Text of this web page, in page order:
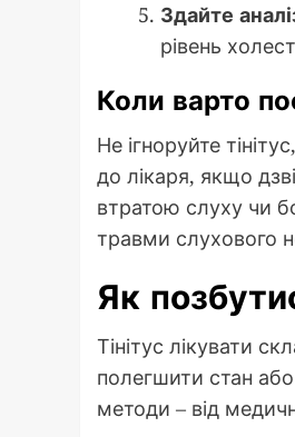
Здайте
рівень
Коли варто
Не ігноруйте
до лікаря, якщо
втратою слуху чи
травми слухового
Як
Тінітус лікувати
полегшити стан
методи – від